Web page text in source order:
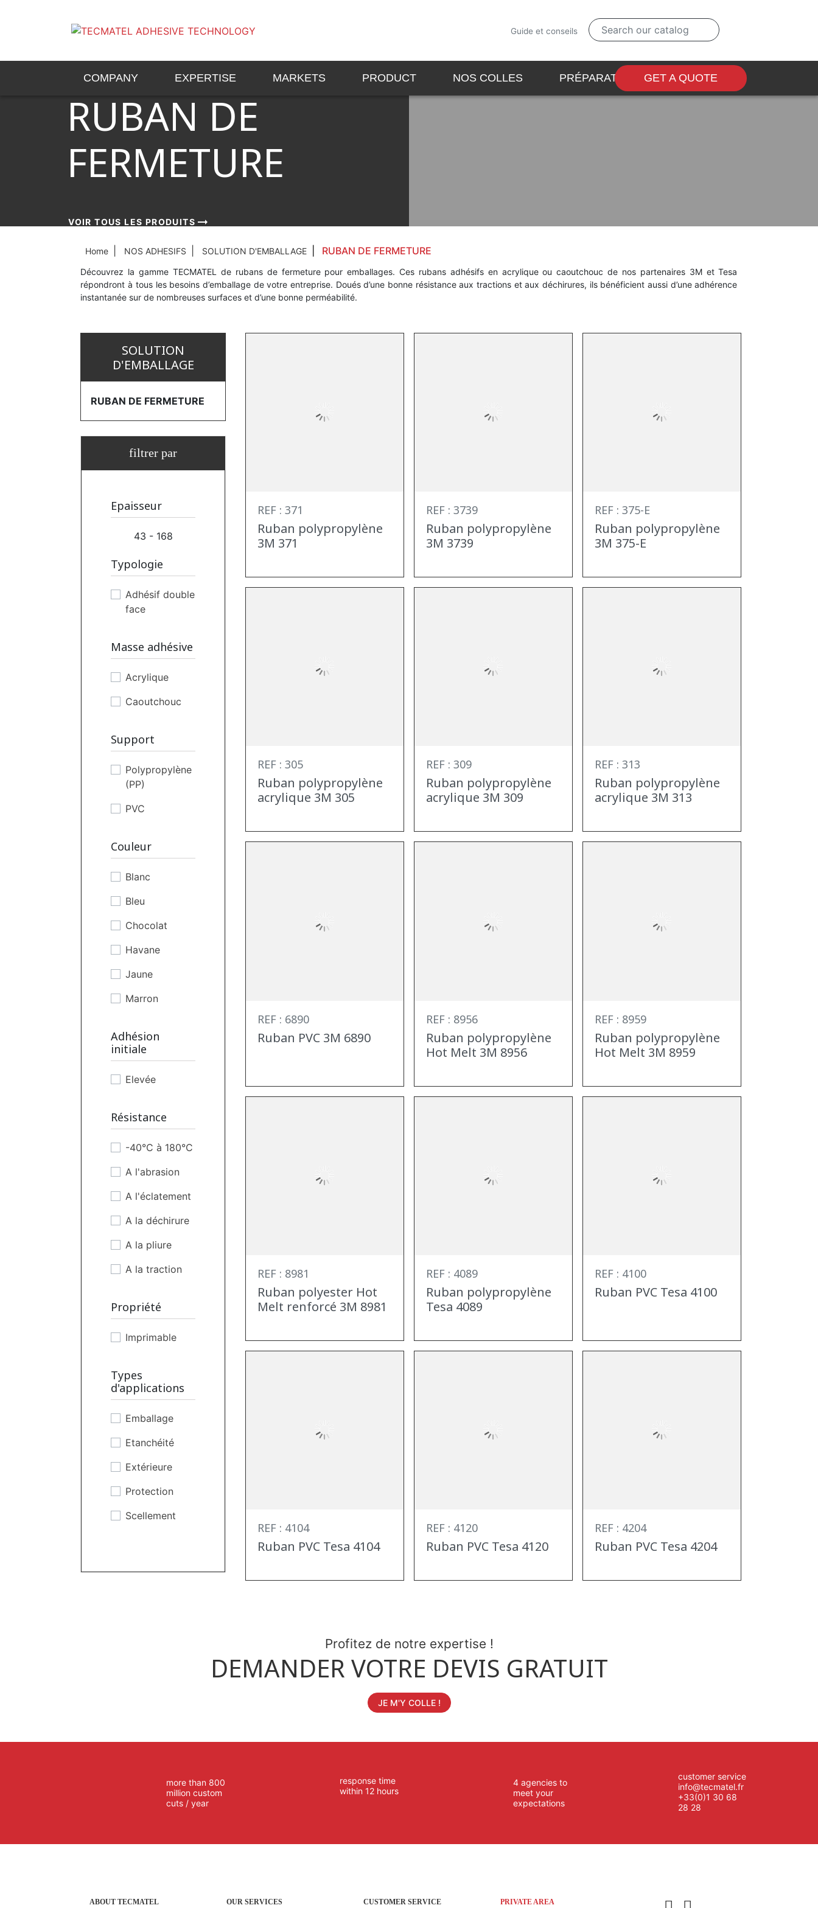
Guide et conseils
COMPANY EXPERTISE MARKETS PRODUCT NOS COLLES PRÉPARATEURS DE SURFACE
GET A QUOTE
RUBAN DE
FERMETURE
VOIR TOUS LES PRODUITS arrow_right_alt
VOIR TOUS LES PRODUITS arrow_right_alt
VOIR TOUS LES PRODUITS arrow_right_alt
Home NOS ADHESIFS SOLUTION D'EMBALLAGE RUBAN DE FERMETURE
Découvrez la gamme TECMATEL de rubans de fermeture pour emballages. Ces rubans adhésifs en acrylique ou caoutchouc de nos partenaires 3M et Tesa
répondront à tous les besoins d’emballage de votre entreprise. Doués d’une bonne résistance aux tractions et aux déchirures, ils bénéficient aussi d’une adhérence
instantanée sur de nombreuses surfaces et d’une bonne perméabilité.
SOLUTION
D'EMBALLAGE
RUBAN DE FERMETURE
filtrer par
Epaisseur
43 - 168
Typologie
Adhésif double
face
Masse adhésive
Acrylique
Caoutchouc
Support
Polypropylène
(PP)
PVC
Couleur
Blanc
Bleu
Chocolat
Havane
Jaune
Marron
Orange
Vert
Adhésion
initiale
Elevée
Résistance
-40°C à 180°C
A l'abrasion
A l'éclatement
A la déchirure
A la pliure
A la traction
chimiques
Aux
frottements
Aux
températures
basses
UV
Propriété
Imprimable
Types
d'applications
Emballage
Etanchéité
Extérieure
Protection
Scellement
REF : 371
Ruban polypropylène
3M 371
REF : 3739
Ruban polypropylène
3M 3739
REF : 375-E
Ruban polypropylène
3M 375-E
REF : 305
Ruban polypropylène
acrylique 3M 305
REF : 309
Ruban polypropylène
acrylique 3M 309
REF : 313
Ruban polypropylène
acrylique 3M 313
REF : 6890
Ruban PVC 3M 6890
REF : 8956
Ruban polypropylène
Hot Melt 3M 8956
REF : 8959
Ruban polypropylène
Hot Melt 3M 8959
REF : 8981
Ruban polyester Hot
Melt renforcé 3M 8981
REF : 4089
Ruban polypropylène
Tesa 4089
REF : 4100
Ruban PVC Tesa 4100
REF : 4104
Ruban PVC Tesa 4104
REF : 4120
Ruban PVC Tesa 4120
REF : 4204
Ruban PVC Tesa 4204
Profitez de notre expertise !
DEMANDER VOTRE DEVIS GRATUIT
JE M'Y COLLE !
more than 800
million custom
cuts / year
response time
within 12 hours
4 agencies to
meet your
expectations
customer service
info@tecmatel.fr
+33(0)1 30 68
28 28
ABOUT TECMATEL
OUR SERVICES
CUSTOMER SERVICE
PRIVATE AREA